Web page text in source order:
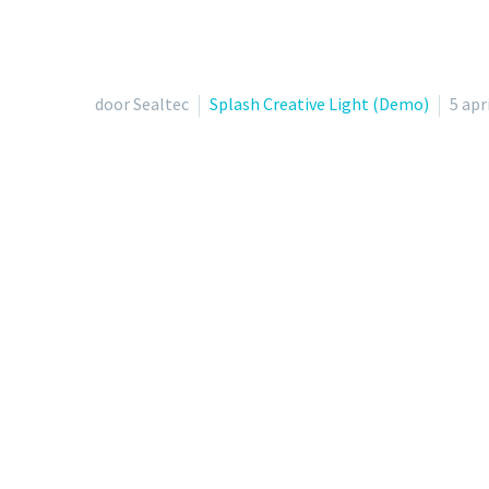
door Sealtec Splash Creative Light (Demo) 5